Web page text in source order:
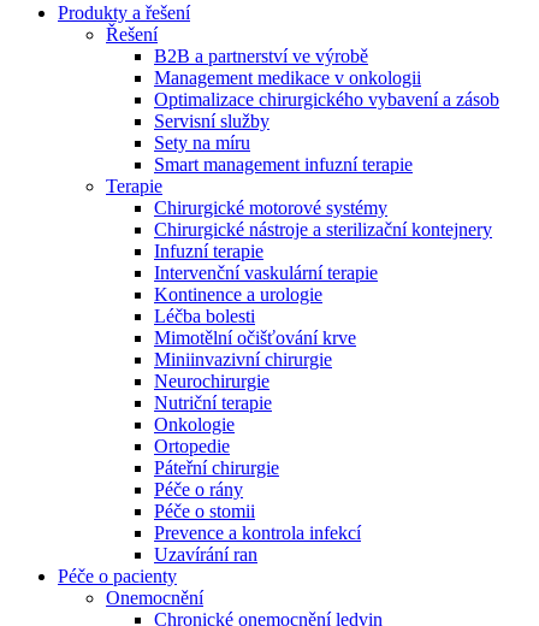
Produktový katalog​
Objevte naše produkty. Navštivte produktový katalog B.
Braun s našim kompletním produktovým portfoliem.
Odborné ambulance
Naše specializované ambulance jsou tu pro vás. Zvolte
specializaci a město, které potřebujete, a objednejte se do naší
ambulance.
Zůstaňte v dialogu s B. Braun. ​Kontaktujte nás.​
Produkty a řešení
Řešení
B2B a partnerství ve výrobě
Management medikace v onkologii
Optimalizace chirurgického vybavení a zásob
Servisní služby
Sety na míru
Smart management infuzní terapie​
Terapie
Chirurgické motorové systémy
Chirurgické nástroje a sterilizační kontejnery
Infuzní terapie
Intervenční vaskulární terapie
Kontinence a urologie
Léčba bolesti
Mimotělní očišťování krve
Miniinvazivní chirurgie
Neurochirurgie
Nutriční terapie
Onkologie
Ortopedie
Páteřní chirurgie
Péče o rány
Péče o stomii
Prevence a kontrola infekcí
Uzavírání ran
Péče o pacienty
Onemocnění
Chronické onemocnění ledvin